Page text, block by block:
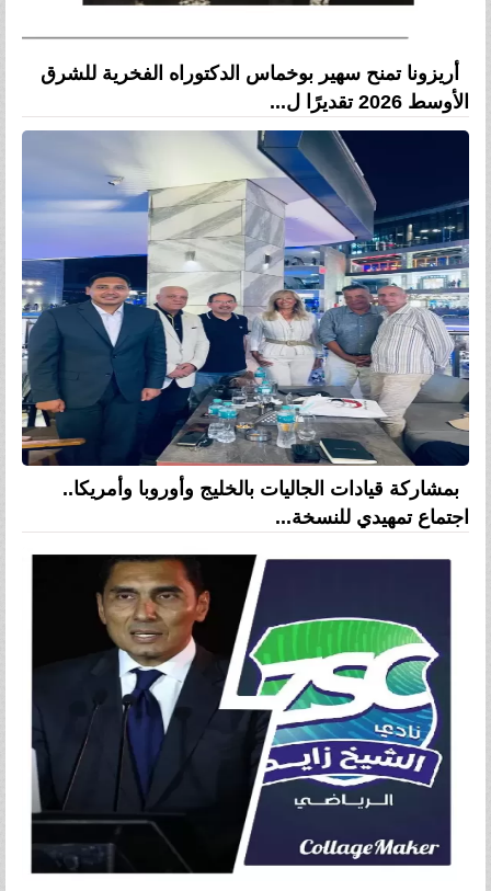
أريزونا تمنح سهير بوخماس الدكتوراه الفخرية للشرق
الأوسط 2026 تقديرًا ل...
بمشاركة قيادات الجاليات بالخليج وأوروبا وأمريكا..
اجتماع تمهيدي للنسخة...